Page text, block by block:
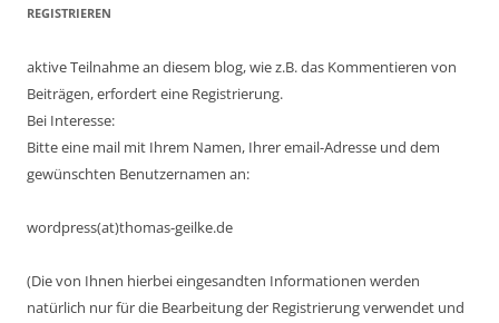
REGISTRIEREN
aktive Teilnahme an diesem blog, wie z.B. das Kommentieren von
Beiträgen, erfordert eine Registrierung.
Bei Interesse:
Bitte eine mail mit Ihrem Namen, Ihrer email-Adresse und dem
gewünschten Benutzernamen an:
wordpress(at)thomas-geilke.de
(Die von Ihnen hierbei eingesandten Informationen werden
natürlich nur für die Bearbeitung der Registrierung verwendet und